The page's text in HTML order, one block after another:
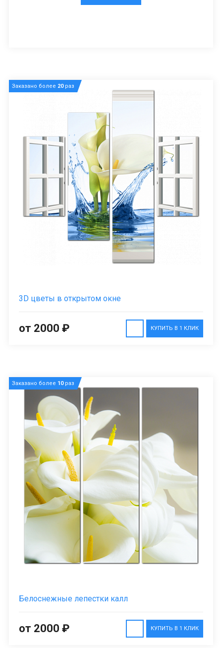
Заказано более 20раз
3D цветы в открытом окне
КУПИТЬ В 1 КЛИК
от 2000 ₽
Заказано более 10раз
Белоснежные лепестки калл
КУПИТЬ В 1 КЛИК
от 2000 ₽